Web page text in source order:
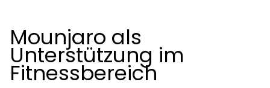
Mounjaro als
Unterstützung im
Fitnessbereich